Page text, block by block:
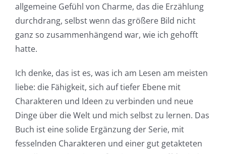
allgemeine Gefühl von Charme, das die Erzählung
durchdrang, selbst wenn das größere Bild nicht
ganz so zusammenhängend war, wie ich gehofft
hatte.
Ich denke, das ist es, was ich am Lesen am meisten
liebe: die Fähigkeit, sich auf tiefer Ebene mit
Charakteren und Ideen zu verbinden und neue
Dinge über die Welt und mich selbst zu lernen. Das
Buch ist eine solide Ergänzung der Serie, mit
fesselnden Charakteren und einer gut getakteten